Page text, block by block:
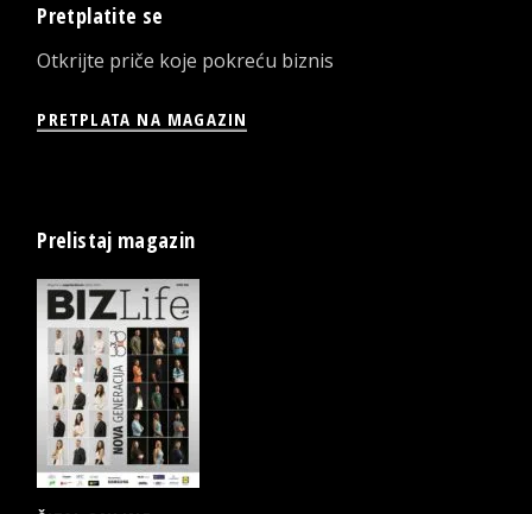
Pretplatite se
Otkrijte priče koje pokreću biznis
PRETPLATA NA MAGAZIN
Prelistaj magazin